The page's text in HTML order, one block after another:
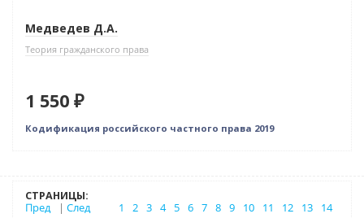
Медведев Д.А.
Теория гражданского права
1 550 ₽
Кодификация российского частного права 2019
СТРАНИЦЫ:
Пред
| След 1 2 3 4 5 6 7 8 9 10 11 12 13
14